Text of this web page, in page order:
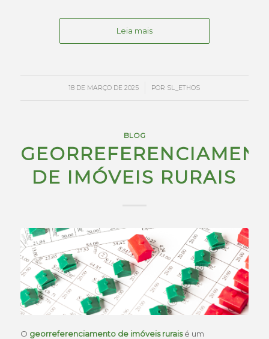
Leia mais
18 DE MARÇO DE 2025
/ POR SL_ETHOS
BLOG
DE IMÓVEIS RURAIS
O georreferenciamento de imóveis ruraisé um